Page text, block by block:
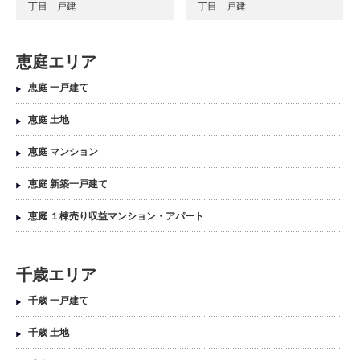
丁目 戸建 丁目 戸建
恵庭エリア
恵庭 一戸建て
恵庭 土地
恵庭 マンション
恵庭 新築一戸建て
恵庭 １棟売り収益マンション・アパート
千歳エリア
千歳 一戸建て
千歳 土地